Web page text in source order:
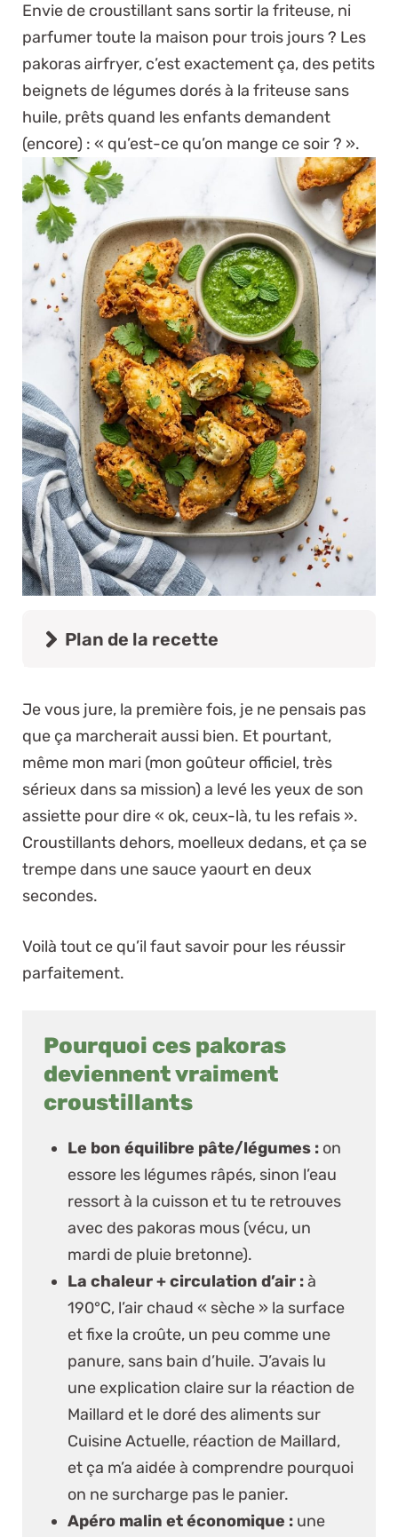
Envie de croustillant sans sortir la friteuse, ni
parfumer toute la maison pour trois jours ? Les
pakoras airfryer, c’est exactement ça, des petits
beignets de légumes dorés à la friteuse sans
huile, prêts quand les enfants demandent
(encore) : « qu’est-ce qu’on mange ce soir ? ».
Plan de la recette
Je vous jure, la première fois, je ne pensais pas
que ça marcherait aussi bien. Et pourtant,
même mon mari (mon goûteur officiel, très
sérieux dans sa mission) a levé les yeux de son
assiette pour dire « ok, ceux-là, tu les refais ».
Croustillants dehors, moelleux dedans, et ça se
trempe dans une sauce yaourt en deux
secondes.
Voilà tout ce qu’il faut savoir pour les réussir
parfaitement.
Pourquoi ces pakoras
deviennent vraiment
croustillants
Le bon équilibre pâte/légumes : on
essore les légumes râpés, sinon l’eau
ressort à la cuisson et tu te retrouves
avec des pakoras mous (vécu, un
mardi de pluie bretonne).
La chaleur + circulation d’air :à
190°C, l’air chaud « sèche » la surface
et fixe la croûte, un peu comme une
panure, sans bain d’huile. J’avais lu
une explication claire sur la réaction de
Maillard et le doré des aliments sur
Cuisine Actuelle, réaction de Maillard,
et ça m’a aidée à comprendre pourquoi
on ne surcharge pas le panier.
Apéro malin et économique : une